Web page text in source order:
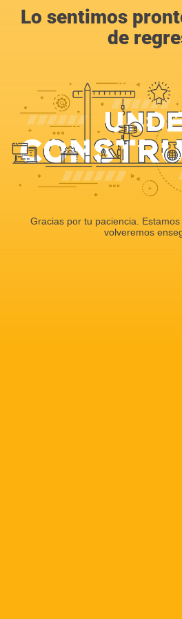
Lo sentimos
de
Gracias por tu paciencia.
volveremos